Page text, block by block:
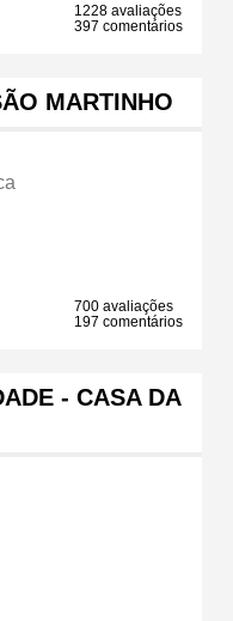
1228 avaliações
397 comentários
MARTINHO
700 avaliações
197 comentários
- CASA DA